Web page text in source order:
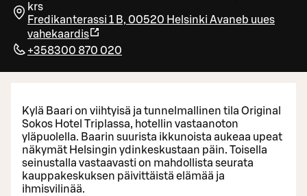
krs
Fredikanterassi 1 B, 00520 Helsinki Avaneb uues
vahekaardis
+358300 870 020
Kylä Baari on viihtyisä ja tunnelmallinen tila Original
Sokos Hotel Triplassa, hotellin vastaanoton
yläpuolella. Baarin suurista ikkunoista aukeaa upeat
näkymät Helsingin ydinkeskustaan päin. Toisella
seinustalla vastaavasti on mahdollista seurata
kauppakeskuksen päivittäistä elämää ja
ihmisvilinää.